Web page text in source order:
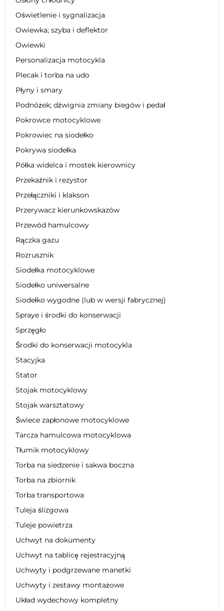
Oświetlenie i sygnalizacja
Owiewka; szyba i deflektor
Owiewki
Personalizacja motocykla
Plecak i torba na udo
Płyny i smary
Podnóżek; dźwignia zmiany biegów i pedał
Pokrowce motocyklowe
Pokrowiec na siodełko
Pokrywa siodełka
Półka widelca i mostek kierownicy
Przekaźnik i rezystor
Przełączniki i klakson
Przerywacz kierunkowskazów
Przewód hamulcowy
Rączka gazu
Rozrusznik
Siodełka motocyklowe
Siodełko uniwersalne
Siodełko wygodne (lub w wersji fabrycznej)
Spraye i środki do konserwacji
Sprzęgło
Środki do konserwacji motocykla
Stacyjka
Stator
Stojak motocyklowy
Stojak warsztatowy
Świece zapłonowe motocyklowe
Tarcza hamulcowa motocyklowa
Tłumik motocyklowy
Torba na siedzenie i sakwa boczna
Torba na zbiornik
Torba transportowa
Tuleja ślizgowa
Tuleje powietrza
Uchwyt na dokumenty
Uchwyt na tablicę rejestracyjną
Uchwyty i podgrzewane manetki
Uchwyty i zestawy montażowe
Układ wydechowy kompletny